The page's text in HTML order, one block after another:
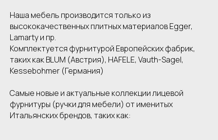
Наша мебель производится только из
высококачественных плитных материалов Egger,
Lamarty и пр.
Комплектуется фурнитурой Европейских фабрик,
таких как BLUM (Австрия), HAFELE, Vauth-Sagel,
Kessebohmer (Германия)
Самые новые и актуальные коллекции лицевой
фурнитуры (ручки для мебели) от именитых
Итальянских брендов, таких как: